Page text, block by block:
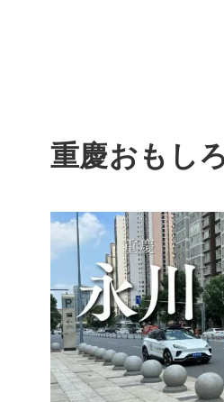
重慶おもし